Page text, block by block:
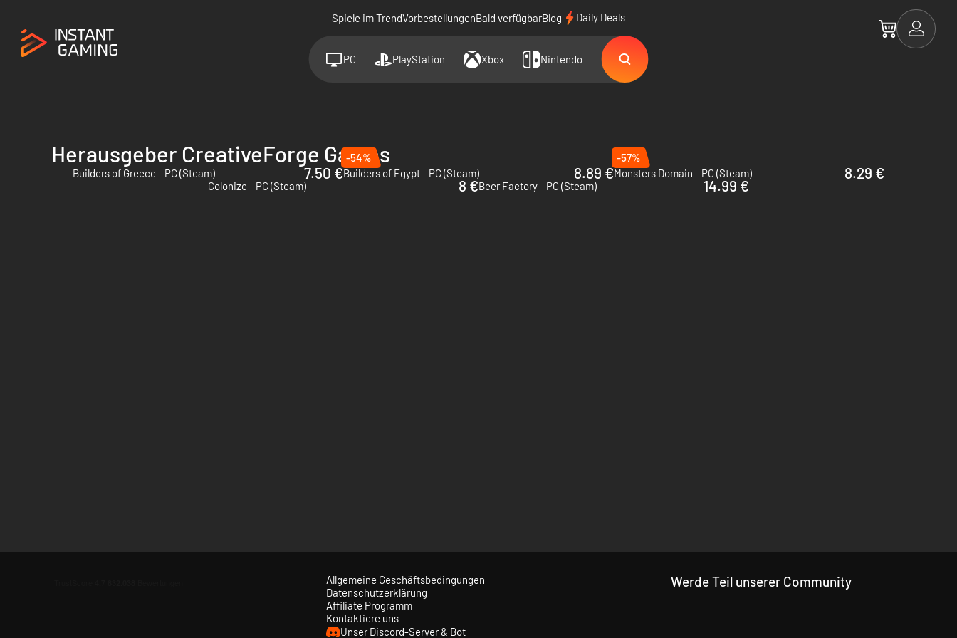
Spiele im TrendVorbestellungenBald verfügbarBlog Daily Deals
PC PlayStation Xbox Nintendo
Herausgeber CreativeForge Games
Builders of Greece - PC (Steam) 7.50 €
-54%
Builders of Egypt - PC (Steam)
8.89 €
-57%
Monsters Domain - PC (Steam)
8.29 €
Colonize - PC (Steam) 8 €Beer Factory - PC (Steam) 14.99 €
Allgemeine Geschäftsbedingungen
Datenschutzerklärung
Affiliate Programm
Kontaktiere uns
Unser Discord-Server & Bot
Werde Teil unserer Community